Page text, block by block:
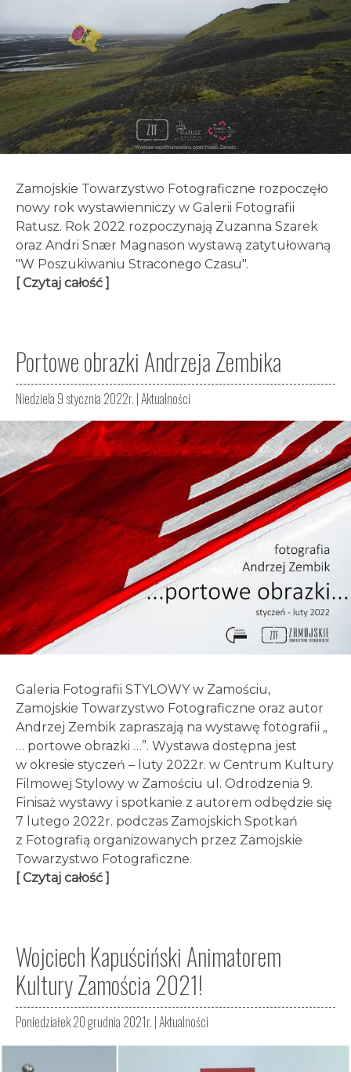
Zamojskie Towarzystwo Fotograficzne rozpoczęło
nowy rok wystawienniczy w Galerii Fotografii
Ratusz. Rok 2022 rozpoczynają Zuzanna Szarek
oraz Andri Snær Magnason wystawą zatytułowaną
"W Poszukiwaniu Straconego Czasu".
[ Czytaj całość ]
Portowe obrazki Andrzeja Zembika
Niedziela 9 stycznia 2022r. |Aktualności
Galeria Fotografii STYLOWY w Zamościu,
Zamojskie Towarzystwo Fotograficzne oraz autor
Andrzej Zembik zapraszają na wystawę fotografii „
… portowe obrazki …”. Wystawa dostępna jest
w okresie styczeń – luty 2022r. w Centrum Kultury
Filmowej Stylowy w Zamościu ul. Odrodzenia 9.
Finisaż wystawy i spotkanie z autorem odbędzie się
7 lutego 2022r. podczas Zamojskich Spotkań
z Fotografią organizowanych przez Zamojskie
Towarzystwo Fotograficzne.
[ Czytaj całość ]
Wojciech Kapuściński Animatorem
Kultury Zamościa 2021!
Poniedziałek 20 grudnia 2021r. |Aktualności